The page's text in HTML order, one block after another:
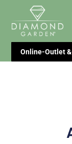
Online-Outlet